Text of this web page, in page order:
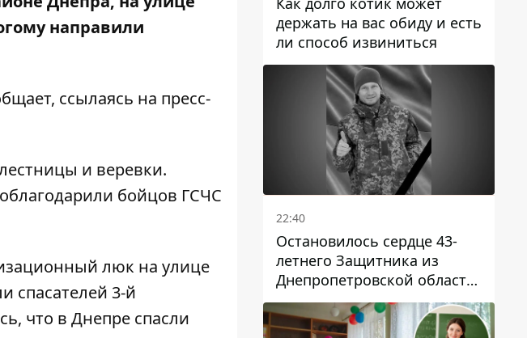
направили
ссылаясь на пресс-
и веревки.
бойцов ГСЧС
люк на улице
спасателей 3-й
что в Днепре спасли
держать на вас обиду и есть
ли способ извиниться
22:40
Остановилось сердце 43-
летнего Защитника из
Днепропетровской области
Евгения Зинченко